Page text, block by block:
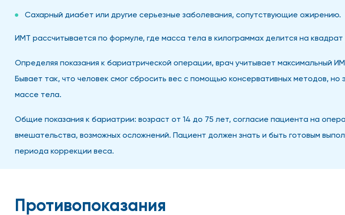
Сахарный диабет или другие серьезные заболевания, сопутствующие ожирению.
ИМТ рассчитывается по формуле, где масса тела в килограммах делится на
Определяя показания к бариатрической операции, врач учитывает максимальный
Бывает так, что человек смог сбросить вес с помощью консервативных методов,
массе тела.
Общие показания к бариатрии: возраст от 14 до 75 лет, согласие пациента на
вмешательства, возможных осложнений. Пациент должен знать и быть готовым
периода коррекции веса.
Противопоказания